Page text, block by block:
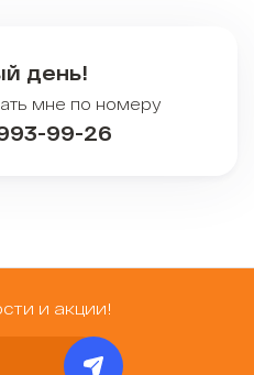
день!
мне по номеру
99-26
и акции!